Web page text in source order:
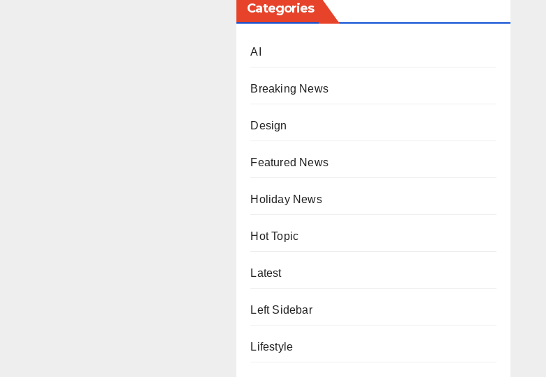
Categories
AI
Breaking News
Design
Featured News
Holiday News
Hot Topic
Latest
Left Sidebar
Lifestyle